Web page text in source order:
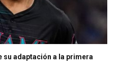
su adaptación a la primera